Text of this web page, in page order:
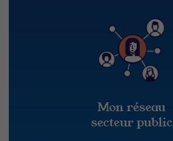
Mon réseau
secteur public